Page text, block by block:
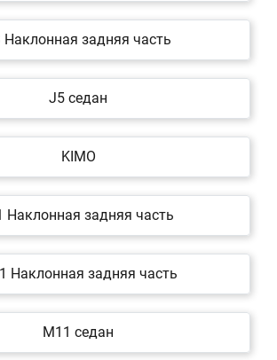
Наклонная задняя часть
J5 седан
KIMO
Наклонная задняя часть
Наклонная задняя часть
M11 седан